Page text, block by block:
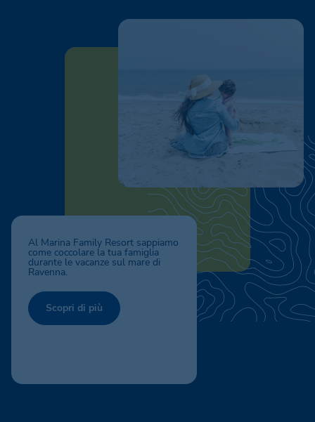
Al Marina Family Resort sappiamo
come coccolare la tua famiglia
durante le vacanze sul mare di
Ravenna.
Scopri di più